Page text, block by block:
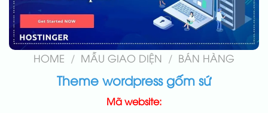
HOME / MẪU GIAO DIỆN / BÁN HÀNG
Theme wordpress gốm sứ
Mã website: